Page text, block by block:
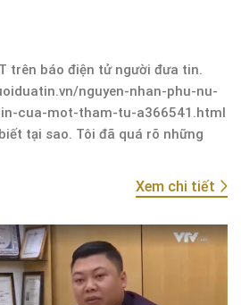
trên báo điện tử người đưa tin.
nguyen-nhan-phu-nu-
cua-mot-tham-tu-a366541.html
tại sao. Tôi đã quá rõ những
Xem chi tiết